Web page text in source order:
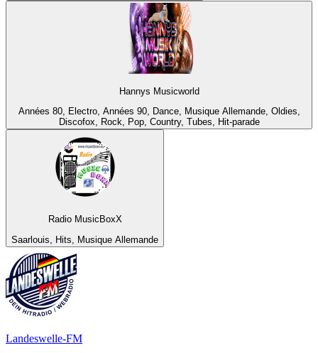
Hannys Musicworld
Années 80, Electro, Années 90, Dance, Musique Allemande, Oldies,
Discofox, Rock, Pop, Country, Tubes, Hit-parade
Radio MusicBoxX
Saarlouis, Hits, Musique Allemande
Landeswelle-FM